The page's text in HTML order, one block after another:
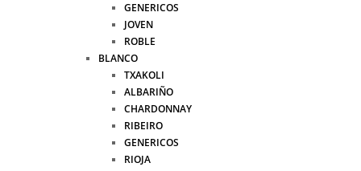
GENERICOS
JOVEN
ROBLE
BLANCO
TXAKOLI
ALBARIÑO
CHARDONNAY
RIBEIRO
GENERICOS
RIOJA